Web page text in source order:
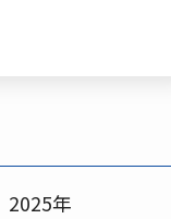
2025年